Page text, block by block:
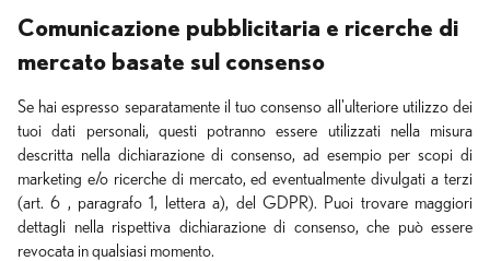
Comunicazione pubblicitaria e ricerche di
mercato basate sul consenso
Se hai espresso separatamente il tuo consenso all'ulteriore utilizzo dei
tuoi dati personali, questi potranno essere utilizzati nella misura
descritta nella dichiarazione di consenso, ad esempio per scopi di
marketing e/o ricerche di mercato, ed eventualmente divulgati a terzi
(art. 6 , paragrafo 1, lettera a), del GDPR). Puoi trovare maggiori
dettagli nella rispettiva dichiarazione di consenso, che può essere
revocata in qualsiasi momento.